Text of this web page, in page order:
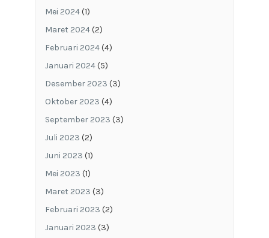
Mei 2024(1)
Maret 2024(2)
Februari 2024(4)
Januari 2024(5)
Desember 2023 (3)
Oktober 2023 (4)
September 2023 (3)
Juli 2023 (2)
Juni 2023 (1)
Mei 2023 (1)
Maret 2023 (3)
Februari 2023 (2)
Januari 2023 (3)